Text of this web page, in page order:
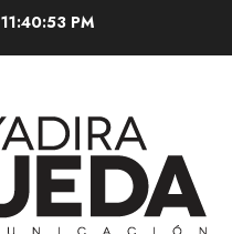
11:40:54 PM